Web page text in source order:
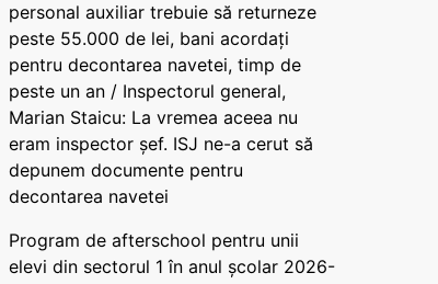
personal auxiliar trebuie să returneze
peste 55.000 de lei, bani acordați
pentru decontarea navetei, timp de
peste un an / Inspectorul general,
Marian Staicu: La vremea aceea nu
eram inspector șef. ISJ ne-a cerut să
depunem documente pentru
decontarea navetei
Program de afterschool pentru unii
elevi din sectorul 1 în anul școlar 2026-